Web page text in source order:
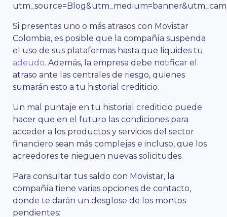
Si presentas uno o más atrasos con Movistar
Colombia, es posible que la compañía suspenda
el uso de sus plataformas hasta que liquides tu
adeudo. Además, la empresa debe notificar el
atraso ante las centrales de riesgo, quienes
sumarán esto a tu historial crediticio.
Un mal puntaje en tu historial crediticio puede
hacer que en el futuro las condiciones para
acceder a los productos y servicios del sector
financiero sean más complejas e incluso, que los
acreedores te nieguen nuevas solicitudes.
Para consultar tus saldo con Movistar, la
compañía tiene varias opciones de contacto,
donde te darán un desglose de los montos
pendientes: